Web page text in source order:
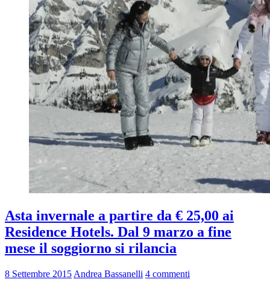
Asta invernale a partire da € 25,00 ai
Residence Hotels. Dal 9 marzo a fine
mese il soggiorno si rilancia
8 Settembre 2015 Andrea Bassanelli 4 commenti